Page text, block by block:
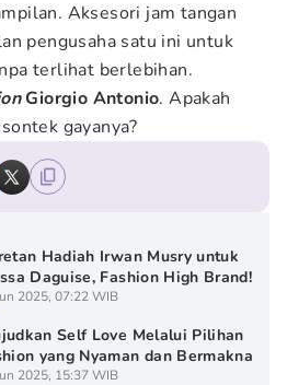
Aksesori jam tangan
pengusaha satu ini untuk
terlihat berlebihan.
Giorgio Antonio. Apakah
gayanya?
Hadiah Irwan Musry untuk
Daguise, Fashion High Brand!
2025, 07:22 WIB
Self Love Melalui Pilihan
yang Nyaman dan Bermakna
2025, 15:37 WIB